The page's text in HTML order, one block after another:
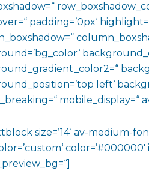
padding=’0px‘
left‘
mobile_display=“
size=’14‘ av-medium-
color=’#000000′